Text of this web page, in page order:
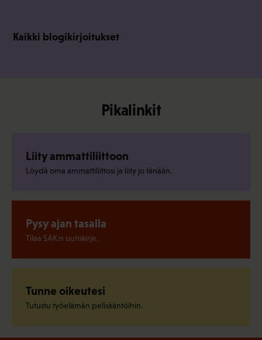
Kaikki blogikirjoitukset
Pikalinkit
Liity ammattiliittoon
Löydä oma ammattiliittosi ja liity jo tänään.
Pysy ajan tasalla
Tilaa SAK:n uutiskirje.
Tunne oikeutesi
Tutustu työelämän pelisääntöihin.